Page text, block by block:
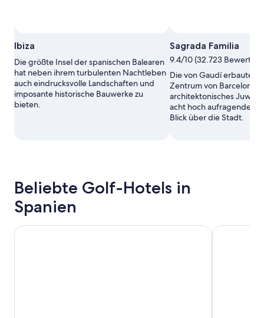
Ibiza
Die größte Insel der spanischen Balearen
hat neben ihrem turbulenten Nachtleben
auch eindrucksvolle Landschaften und
imposante historische Bauwerke zu
bieten.
Sagrada Familia
9.4/10 (32.723
Die von Gaudí erbaute
Zentrum von Barcelona
architektonisches Juwel
acht hoch aufragenden
Blick über die Stadt.
Beliebte Golf-Hotels in
Spanien
Hotel Subur Hotel